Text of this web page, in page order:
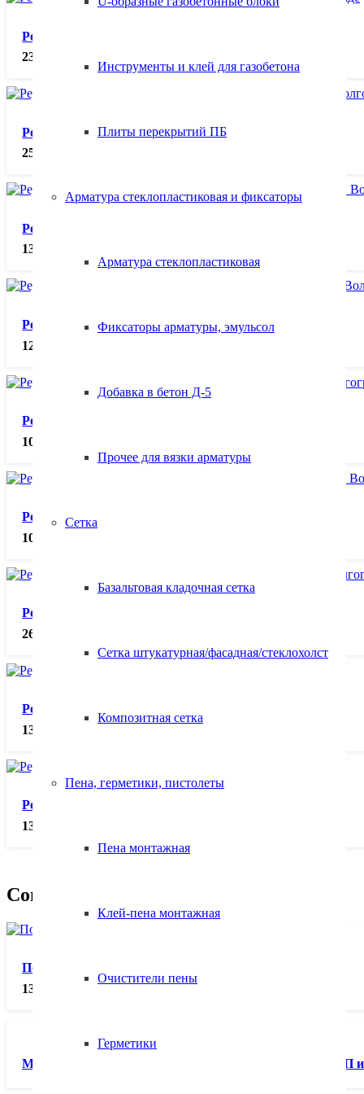
Инструменты и клей для газобетона
Плиты перекрытий ПБ
Арматура стеклопластиковая и фиксаторы
Арматура стеклопластиковая
Фиксаторы арматуры, эмульсол
Добавка в бетон Д-5
Прочее для вязки арматуры
Сетка
Базальтовая кладочная сетка
Сетка штукатурная/фасадная/стеклохолст
Композитная сетка
Пена, герметики, пистолеты
Пена монтажная
Клей-пена монтажная
Очистители пены
Герметики
Регулятор расхода газа гелиевый Г-70-5, шт.
2374.00
Редуктор ацетиленовый БАО-5-5, шт.
2562.00
Редуктор кислородный БКО-50 мини, шт.
1310.00
Редуктор кислородный БКО-50-12,5, шт.
1290.00
Редуктор пропановый БПО-5-3А, шт.
1070.00
Редуктор пропановый БПО-5-5 мини, шт.
1070.00
Редуктор пропановый БПО-5-КР, шт.
2650.00
Редуктор углекислотный УР-6 мини, шт.
1310.00
Редуктор углекислотный УР-6-6, шт.
1310.00
Сопутствующие товары
Подогреватель газов ПЭГ-1 (220V)
1300.00
Мундштук наружный пропановый № 1П к резакам Р1П